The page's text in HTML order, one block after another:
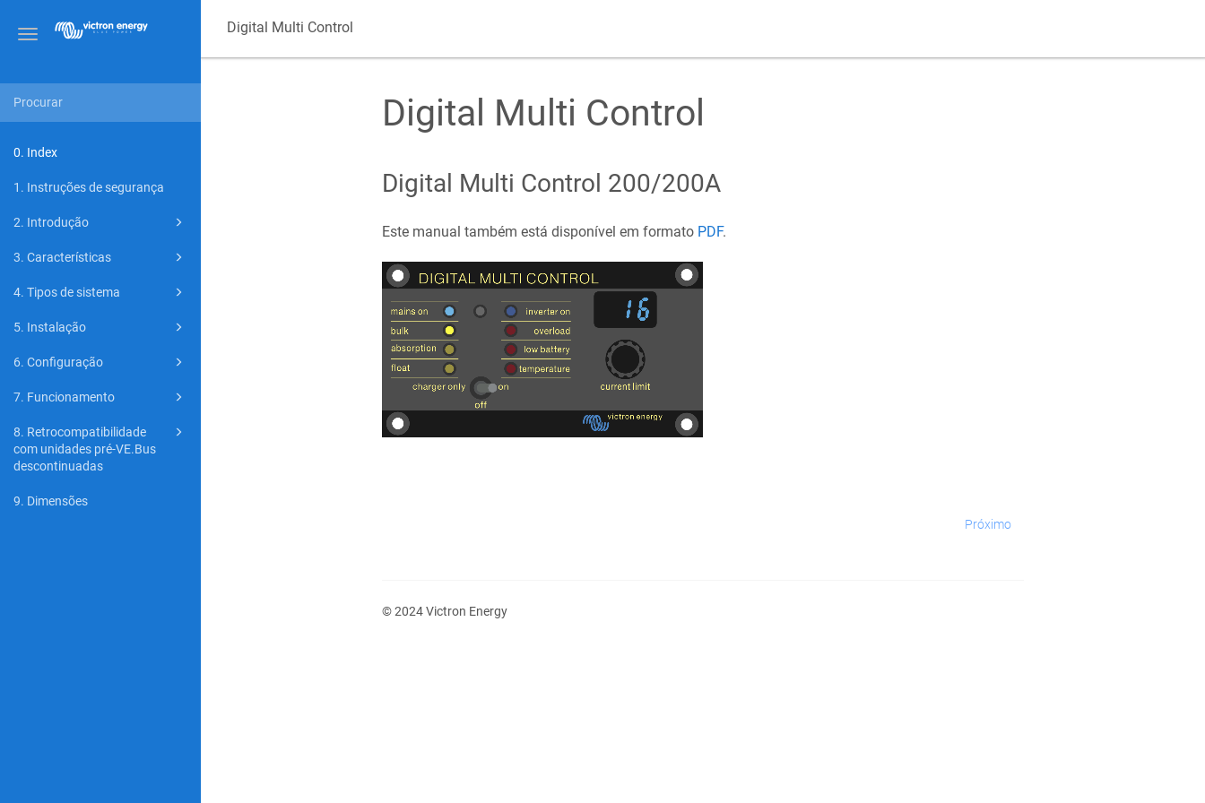
Toggle
0. Index
1. Instruções de segurança
2. Introdução
3. Características
4. Tipos de sistema
5. Instalação
6. Configuração
7. Funcionamento
8. Retrocompatibilidade
com unidades pré-VE.Bus
descontinuadas
9. Dimensões
Digital Multi Control
Digital Multi Control
Digital Multi Control 200/200A
Este manual também está disponível em formato PDF.
Próximo
© 2024 Victron Energy